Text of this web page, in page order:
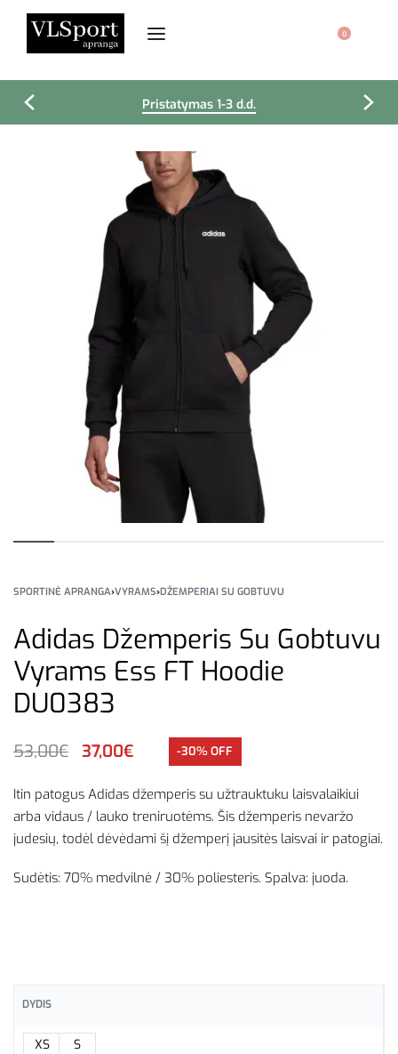
0
Pristatymas 1-3 d.d.
SPORTINĖ APRANGA›VYRAMS›DŽEMPERIAI SU GOBTUVU
Adidas Džemperis Su Gobtuvu
Vyrams Ess FT Hoodie
DU0383
53,00€ 37,00€ -30% OFF
Itin patogus Adidas džemperis su užtrauktuku laisvalaikiui
arba vidaus / lauko treniruotėms. Šis džemperis nevaržo
judesių, todėl dėvėdami šį džemperį jausitės laisvai ir patogiai.
Sudėtis: 70% medvilnė / 30% poliesteris. Spalva: juoda.
DYDIS
XS S